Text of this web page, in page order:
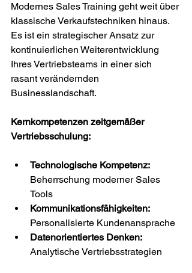
Modernes Sales Training geht weit über
klassische Verkaufstechniken hinaus.
Es ist ein strategischer Ansatz zur
kontinuierlichen Weiterentwicklung
Ihres Vertriebsteams in einer sich
rasant verändernden
Businesslandschaft.
Kernkompetenzen zeitgemäßer
Vertriebsschulung:
Technologische Kompetenz:
Beherrschung moderner Sales
Tools
Kommunikationsfähigkeiten:
Personalisierte Kundenansprache
Datenorientiertes Denken:
Analytische Vertriebsstrategien